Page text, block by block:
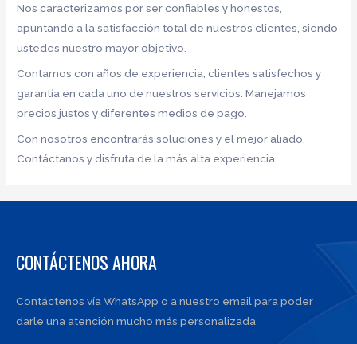
Nos caracterizamos por ser confiables y honestos,
apuntando a la satisfacción total de nuestros clientes, siendo
ustedes nuestro mayor objetivo.
Contamos con años de experiencia, clientes satisfechos y
garantía en cada uno de nuestros servicios. Manejamos
precios justos y diferentes medios de pago.
Con nosotros encontrarás soluciones y el mejor aliado.
Contáctanos y disfruta de la más alta experiencia.
CONTÁCTENOS AHORA
Contáctenos vía WhatsApp o a nuestro email para poder
darle una atención mucho más personalizada